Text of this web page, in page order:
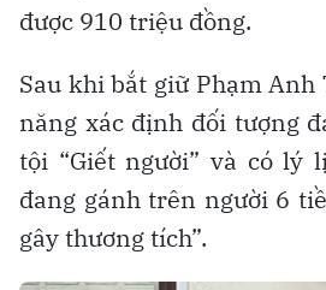
được 910 triệu đồng.
Sau khi bắt giữ Phạm Anh
năng xác định đối tượng
tội “Giết người” và có lý
đang gánh trên người 6
gây thương tích”.